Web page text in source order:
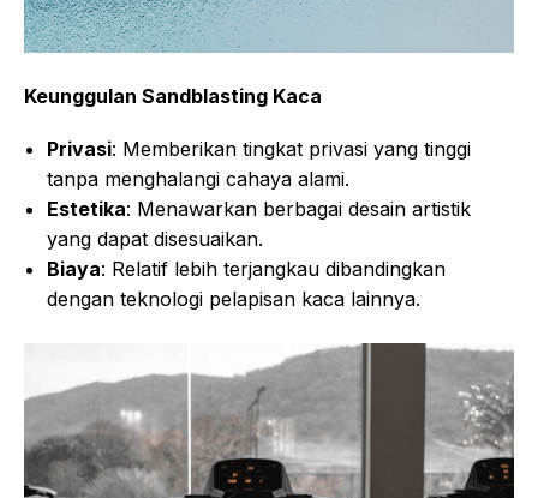
Keunggulan Sandblasting Kaca
Privasi: Memberikan tingkat privasi yang tinggi
tanpa menghalangi cahaya alami.
Estetika: Menawarkan berbagai desain artistik
yang dapat disesuaikan.
Biaya: Relatif lebih terjangkau dibandingkan
dengan teknologi pelapisan kaca lainnya.